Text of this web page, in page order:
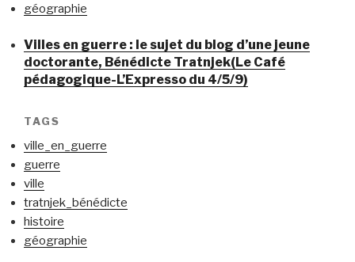
géographie
Villes en guerre : le sujet du blog d’une jeune
doctorante, Bénédicte Tratnjek(Le Café
pédagogique-L’Expresso du 4/5/9)
TAGS
ville_en_guerre
guerre
ville
tratnjek_bénédicte
histoire
géographie